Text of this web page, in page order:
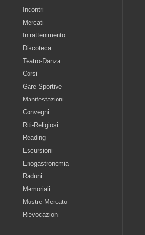
Incontri
Mercati
Intrattenimento
Discoteca
Teatro-Danza
Corsi
Gare-Sportive
Manifestazioni
Convegni
Riti-Religiosi
Reading
Escursioni
Enogastronomia
Raduni
Memoriali
Mostre-Mercato
Rievocazioni